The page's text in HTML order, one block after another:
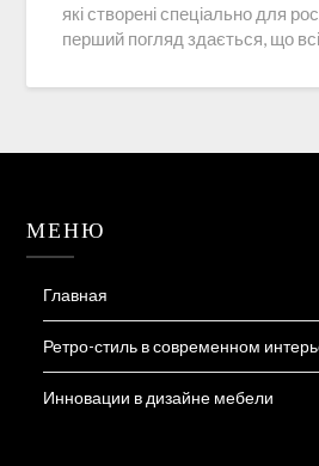
які створені спеціально для
перший погляд здається, що
МЕНЮ
Главная
Ретро-стиль в современном
Инновации в дизайне мебели